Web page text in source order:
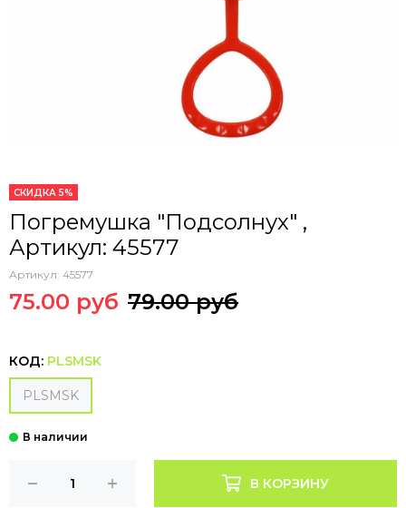
СКИДКА 5%
Погремушка "Подсолнух" ,
Артикул: 45577
Артикул: 45577
75.00 руб 79.00 руб
КОД: PLSMSK
PLSMSK
В КОРЗИНУ